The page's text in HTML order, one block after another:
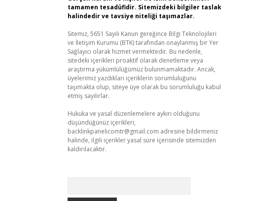
tamamen tesadüfidir. Sitemizdeki bilgiler taslak
halindedir ve tavsiye niteliği taşımazlar.
Sitemiz, 5651 Sayılı Kanun gereğince Bilgi Teknolojileri
ve İletişim Kurumu (BTK) tarafından onaylanmış bir Yer
Sağlayıcı olarak hizmet vermektedir. Bu nedenle,
sitedeki içerikleri proaktif olarak denetleme veya
araştırma yükümlülüğümüz bulunmamaktadır. Ancak,
üyelerimiz yazdıkları içeriklerin sorumluluğunu
taşımakta olup, siteye üye olarak bu sorumluluğu kabul
etmiş sayılırlar.
Hukuka ve yasal düzenlemelere aykırı olduğunu
düşündüğünüz içerikleri,
backlinkpanelicomtr@gmail.com adresine bildirmeniz
halinde, ilgili içerikler yasal süre içerisinde sitemizden
kaldırılacaktır.